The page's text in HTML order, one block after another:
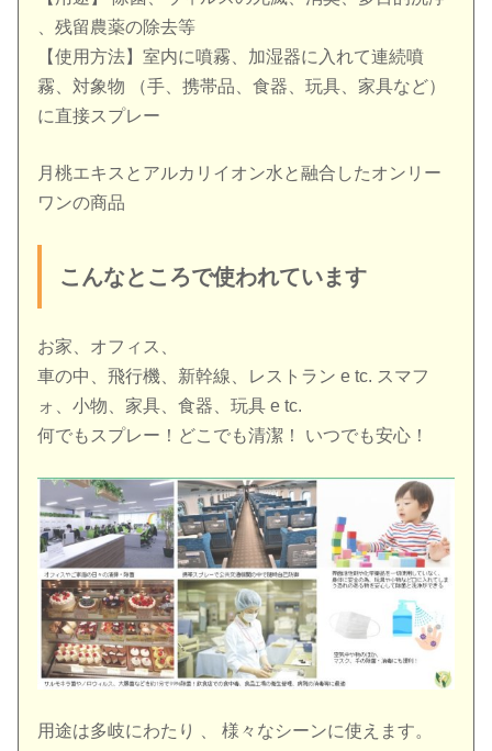
、残留農薬の除去等
【使用方法】室内に噴霧、加湿器に入れて連続噴
霧、対象物 （手、携帯品、食器、玩具、家具など）
に直接スプレー
月桃エキスとアルカリイオン水と融合したオンリー
ワンの商品
こんなところで使われています
お家、オフィス、
車の中、飛行機、新幹線、レストラン e tc. スマフ
ォ、小物、家具、食器、玩具 e tc.
何でもスプレー！どこでも清潔！ いつでも安心！
用途は多岐にわたり 、 様々なシーンに使えます。